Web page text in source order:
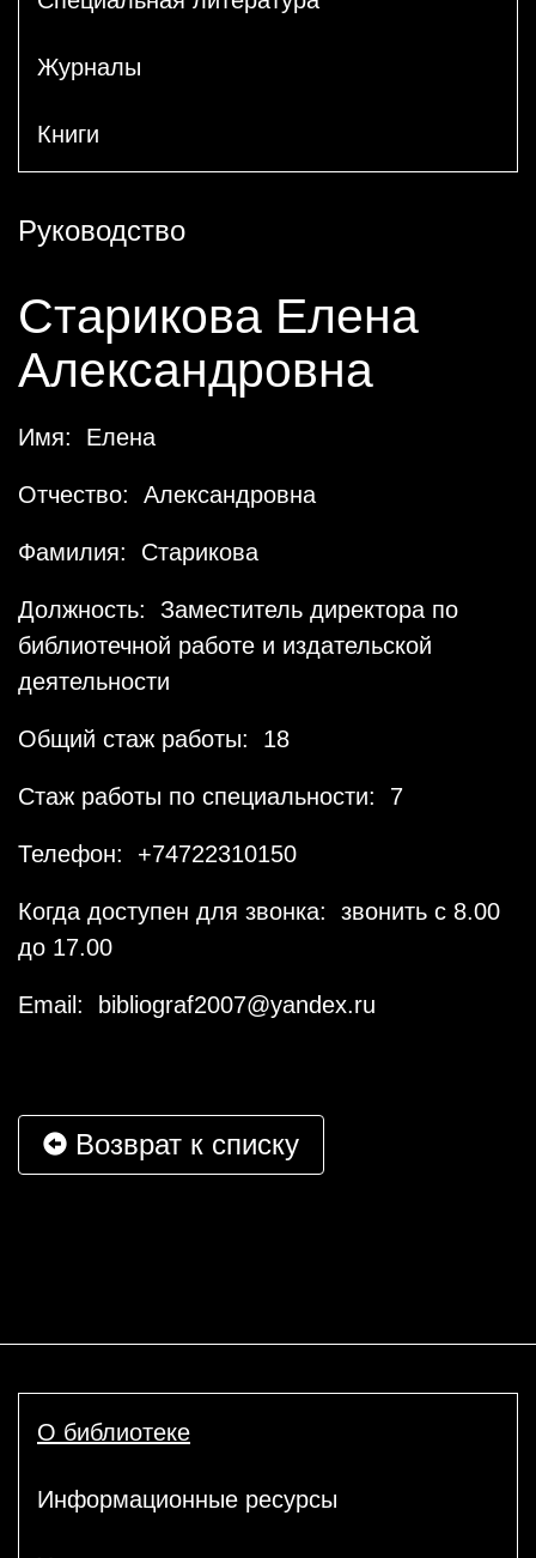
Журналы
Книги
Руководство
Старикова Елена
Александровна
Имя: Елена
Отчество: Александровна
Фамилия: Старикова
Должность: Заместитель директора по
библиотечной работе и издательской
деятельности
Общий стаж работы: 18
Стаж работы по специальности: 7
Телефон: +74722310150
Когда доступен для звонка: звонить с 8.00
до 17.00
Email: bibliograf2007@yandex.ru
Возврат к списку
О библиотеке
Информационные ресурсы